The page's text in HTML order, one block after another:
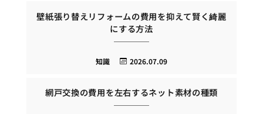
壁紙張り替えリフォームの費用を抑えて賢く綺麗
にする方法
2026.07.09
知識
網戸交換の費用を左右するネット素材の種類